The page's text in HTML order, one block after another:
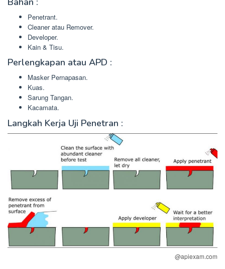
Penetrant.
Cleaner atau Remover.
Developer.
Kain & Tisu.
Perlengkapan atau APD :
Masker Pernapasan.
Kuas.
Sarung Tangan.
Kacamata.
Langkah Kerja Uji Penetran :
@apiexam.com